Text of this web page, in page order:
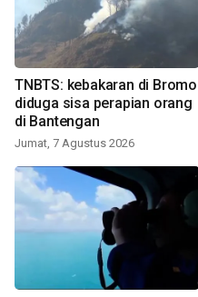
TNBTS: kebakaran di Bromo
diduga sisa perapian orang
di Bantengan
Jumat, 7 Agustus 2026